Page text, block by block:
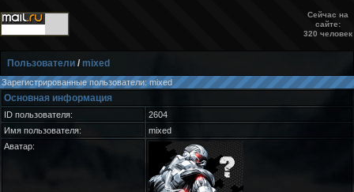
Сейчас на
сайте:
320 человек
Пользователи / mixed
Зарегистрированные пользователи: mixed
Основная информация
ID пользователя:
2604
Имя пользователя:
mixed
Аватар: